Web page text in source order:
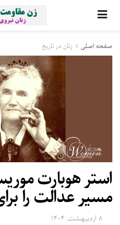
صفحه اصلی زنان در تاریخ
استر هوبارت
مسیر عدالت را
۸ اردیبهشت, ۱۴۰۴